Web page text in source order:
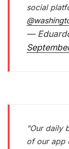
social
—
"Our daily
of our app